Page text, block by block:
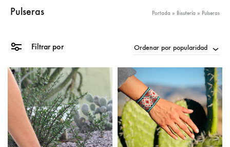
Pulseras Portada » Bisutería » Pulseras
Filtrar por Ordenar por popularidad